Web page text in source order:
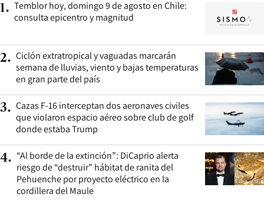
1. Temblor hoy, domingo 9 de agosto en Chile:
consulta epicentro y magnitud
2. Ciclón extratropical y vaguadas marcarán
semana de lluvias, viento y bajas temperaturas
en gran parte del país
3. Cazas F-16 interceptan dos aeronaves civiles
que violaron espacio aéreo sobre club de golf
donde estaba Trump
4. “Al borde de la extinción”: DiCaprio alerta
riesgo de “destruir” hábitat de ranita del
Pehuenche por proyecto eléctrico en la
cordillera del Maule